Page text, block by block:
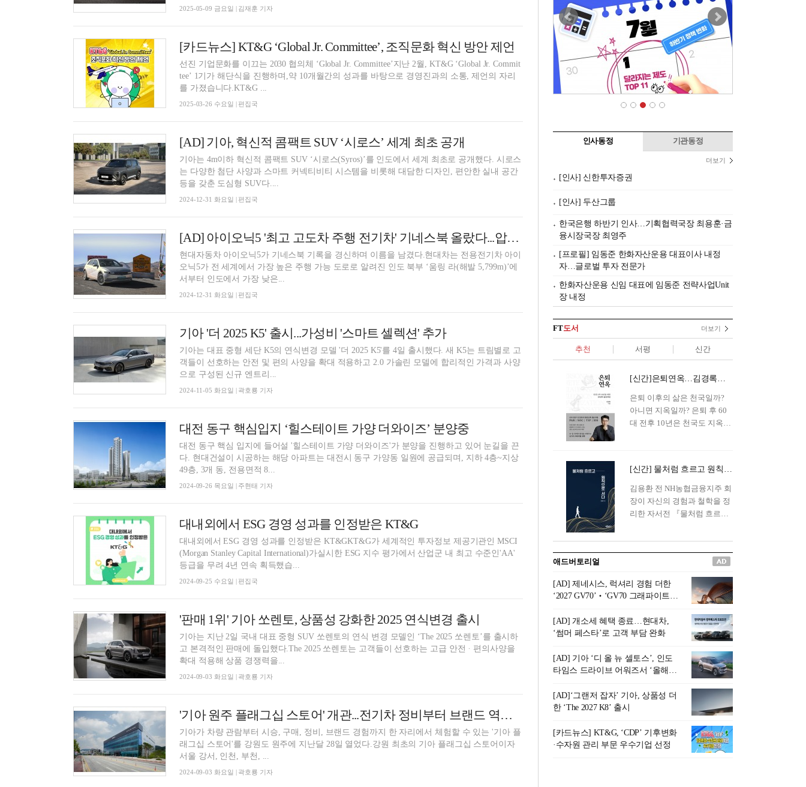
2025-05-09 금요일 | 김재훈 기자
[카드뉴스] KT&G ‘Global Jr. Committee’, 조직문화 혁신 방안 제언
선진 기업문화를 이끄는 2030 협의체 ‘Global Jr. Committee’지난 2월, KT&G ‘Global Jr. Commit
tee’ 1기가 해단식을 진행하며,약 10개월간의 성과를 바탕으로 경영진과의 소통, 제언의 자리
를 가졌습니다.KT&G ...
2025-03-26 수요일 | 편집국
[AD] 기아, 혁신적 콤팩트 SUV ‘시로스’ 세계 최초 공개
기아는 4m이하 혁신적 콤팩트 SUV ‘시로스(Syros)’를 인도에서 세계 최초로 공개했다. 시로스
는 다양한 첨단 사양과 스마트 커넥티비티 시스템을 비롯해 대담한 디자인, 편안한 실내 공간
등을 갖춘 도심형 SUV다....
2024-12-31 화요일 | 편집국
[AD] 아이오닉5 '최고 고도차 주행 전기차' 기네스북 올랐다...압도적 전기차 입증
현대자동차 아이오닉5가 기네스북 기록을 경신하며 이름을 남겼다.현대차는 전용전기차 아이
오닉5가 전 세계에서 가장 높은 주행 가능 도로로 알려진 인도 북부 ‘움링 라(해발 5,799m)’에
서부터 인도에서 가장 낮은...
2024-12-31 화요일 | 편집국
기아 '더 2025 K5' 출시...가성비 '스마트 셀렉션' 추가
기아는 대표 중형 세단 K5의 연식변경 모델 '더 2025 K5'를 4일 출시했다. 새 K5는 트림별로 고
객들이 선호하는 안전 및 편의 사양을 확대 적용하고 2.0 가솔린 모델에 합리적인 가격과 사양
으로 구성된 신규 엔트리...
2024-11-05 화요일 | 곽호룡 기자
대전 동구 핵심입지 ‘힐스테이트 가양 더와이즈’ 분양중
대전 동구 핵심 입지에 들어설 '힐스테이트 가양 더와이즈'가 분양을 진행하고 있어 눈길을 끈
다. 현대건설이 시공하는 해당 아파트는 대전시 동구 가양동 일원에 공급되며, 지하 4층~지상
49층, 3개 동, 전용면적 8...
2024-09-26 목요일 | 주현태 기자
대내외에서 ESG 경영 성과를 인정받은 KT&G
대내외에서 ESG 경영 성과를 인정받은 KT&GKT&G가 세계적인 투자정보 제공기관인 MSCI
(Morgan Stanley Capital International)가실시한 ESG 지수 평가에서 산업군 내 최고 수준인'AA'
등급을 무려 4년 연속 획득했습...
2024-09-25 수요일 | 편집국
'판매 1위' 기아 쏘렌토, 상품성 강화한 2025 연식변경 출시
기아는 지난 2일 국내 대표 중형 SUV 쏘렌토의 연식 변경 모델인 ‘The 2025 쏘렌토’를 출시하
고 본격적인 판매에 돌입했다.The 2025 쏘렌토는 고객들이 선호하는 고급 안전ᆞ편의사양을
확대 적용해 상품 경쟁력을...
2024-09-03 화요일 | 곽호룡 기자
'기아 원주 플래그십 스토어' 개관...전기차 정비부터 브랜드 역사까지
기아가 차량 관람부터 시승, 구매, 정비, 브랜드 경험까지 한 자리에서 체험할 수 있는 '기아 플
래그십 스토어'를 강원도 원주에 지난달 28일 열었다.강원 최초의 기아 플래그십 스토어이자
서울 강서, 인천, 부천, ...
2024-09-03 화요일 | 곽호룡 기자
인사동정 기관동정
더보기
[인사] 신한투자증권
[인사] 두산그룹
한국은행 하반기 인사…기획협력국장 최용훈·금
융시장국장 최영주
[프로필] 임동준 한화자산운용 대표이사 내정
자…글로벌 투자 전문가
한화자산운용 신임 대표에 임동준 전략사업Unit
장 내정
FT도서 더보기
추천 서평 신간
[신간]은퇴연옥…김경록의 은퇴 후 삶의 나침반
은퇴 이후의 삶은 천국일까?
아니면 지옥일까? 은퇴 후 60
대 전후 10년은 천국도 지옥도
은퇴 설계를 가이드해 온 김경
록 옵투스자산운용의 고문이
신간 『은퇴연옥』을 내놓았
다.단테는 지옥을 '모든 희망을
록 고문은 새로운 시각을 제시
0년의 과도기는 지옥이 아니라
정화와 성장의 공간인 ‘은퇴연
옥(Purgatory)’이라는 것이다.
연옥은 고통스럽지만 끝이 있
으며, 준비를 통해 천국으로 나
아갈 수 있는 희망의 장소라고
말한
[신간] 물처럼 흐르고 원칙으로 서다…김용환의 통찰을 담다
김용환 전 NH농협금융지주 회
장이 자신의 경험과 철학을 정
리한 자서전 『물처럼 흐르고
통 관료 출신으로 한국 금융의
주요 변곡점마다 중요한 역할
을 하고 금융 경영인으로서 큰
족적을 남긴 김 전 회장이 후배
세대에게 전하는 삶의 조언을
담은 인생 노트다.『물처럼 흐
르고 원칙으로 서다』는 단순
한 자서전을 넘어, 실패를 두려
워하지 않는 용기와 자신에 대
한 믿음이 어떻게 삶을 풍요롭
게 만드는지를 보여주는 지혜
의 보고로 평가된다.김용환 전
회장은 “인생의 목표가 크더라
도 조급해하지 말고 작은 것부
터 하나 하나 성취해 나가
라”고 조언한다. 뼈아픈 실패
조차 성공의 뼈대가 된다는 긍
애드버토리얼
[AD] 제네시스, 럭셔리 경험 더한
‘2027 GV70’‧‘GV70 그래파이트’
[AD] 개소세 혜택 종료…현대차,
‘썸머 페스타’로 고객 부담 완화
[AD] 기아 ‘디 올 뉴 셀토스’, 인도
타임스 드라이브 어워즈서 ‘올해의
[AD]‘그랜저 잡자’ 기아, 상품성 더
한 ‘The 2027 K8’ 출시
[카드뉴스] KT&G, ‘CDP’ 기후변화
·수자원 관리 부문 우수기업 선정